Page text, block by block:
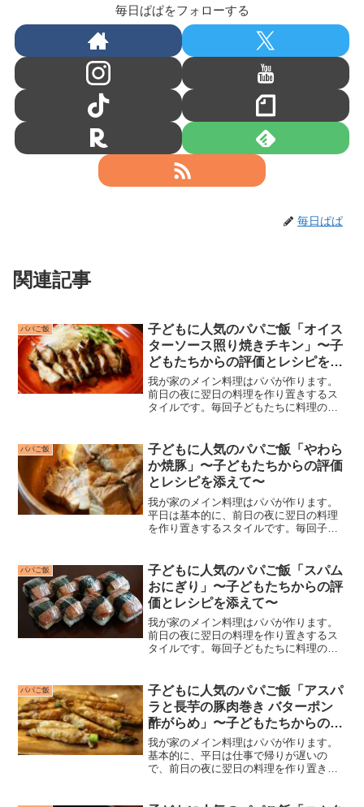
毎日ぱぱをフォローする
毎日ぱぱ
関連記事
パパご飯
子どもに人気のパパご飯「オイス
ターソース照り焼きチキン」〜子
どもたちからの評価とレシピを添
えて〜
我が家のメイン料理はパパが作ります。
前日の夜に翌日の料理を作り置きするス
タイルです。毎回子どもたちに料理の評
身が“子どもに人気のレシピ”を探すのにい
つも苦労してきたので...
パパご飯
子どもに人気のパパご飯「やわら
か焼豚」〜子どもたちからの評価
とレシピを添えて〜
我が家のメイン料理はパパが作ります。
平日は基本的に、前日の夜に翌日の料理
を作り置きするスタイルです。毎回子ど
もしろいのと、私自身が“子どもに人気の
レシピ”を探すのにいつも...
パパご飯
子どもに人気のパパご飯「スパム
おにぎり」〜子どもたちからの評
価とレシピを添えて〜
我が家のメイン料理はパパが作ります。
前日の夜に翌日の料理を作り置きするス
タイルです。毎回子どもたちに料理の評
身が“子どもに人気のレシピ”を探すのにい
つも苦労してきたので...
パパご飯
子どもに人気のパパご飯「アスパ
ラと長芋の豚肉巻き バターポン
酢がらめ」〜子どもたちからの評
価とレシピを添えて〜
我が家のメイン料理はパパが作ります。
基本的に、平日は仕事で帰りが遅いの
で、前日の夜に翌日の料理を作り置きし